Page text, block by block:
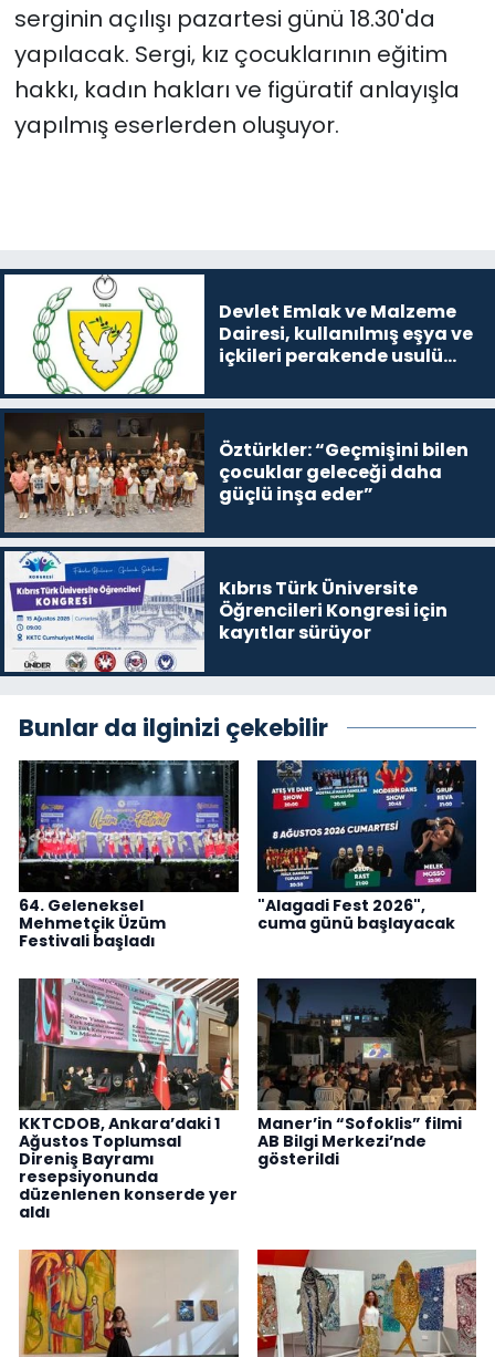
serginin açılışı pazartesi günü 18.30'da
yapılacak. Sergi, kız çocuklarının eğitim
hakkı, kadın hakları ve figüratif anlayışla
yapılmış eserlerden oluşuyor.
Devlet Emlak ve Malzeme
Dairesi, kullanılmış eşya ve
içkileri perakende usulü
Öztürkler: “Geçmişini bilen
çocuklar geleceği daha
güçlü inşa eder”
Kıbrıs Türk Üniversite
Öğrencileri Kongresi için
kayıtlar sürüyor
Bunlar da ilginizi çekebilir
64. Geleneksel
Mehmetçik Üzüm
Festivali başladı
"Alagadi Fest 2026",
cuma günü başlayacak
KKTCDOB, Ankara’daki 1
Ağustos Toplumsal
Direniş Bayramı
resepsiyonunda
düzenlenen konserde yer
aldı
Maner’in “Sofoklis” filmi
AB Bilgi Merkezi’nde
gösterildi
Teknoloji
TÜRKiYE
Video Galeri